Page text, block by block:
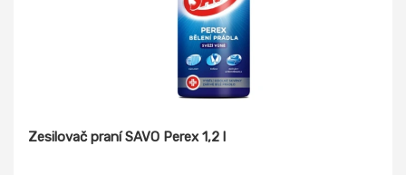
Zesilovač praní SAVO Perex 1,2 l